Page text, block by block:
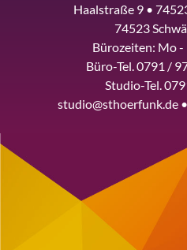
Haalstraße 9 •
74523
Bürozeiten: Mo -
Büro-Tel. 0791 /
Studio-Tel.
studio@sthoerfunk.de